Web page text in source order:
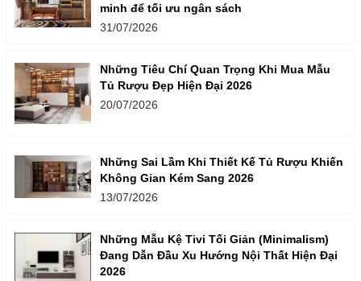
minh để tối ưu ngân sách
31/07/2026
Những Tiêu Chí Quan Trọng Khi Mua Mẫu
Tủ Rượu Đẹp Hiện Đại 2026
20/07/2026
Những Sai Lầm Khi Thiết Kế Tủ Rượu Khiến
Không Gian Kém Sang 2026
13/07/2026
Những Mẫu Kệ Tivi Tối Giản (Minimalism)
Đang Dẫn Đầu Xu Hướng Nội Thất Hiện Đại
2026